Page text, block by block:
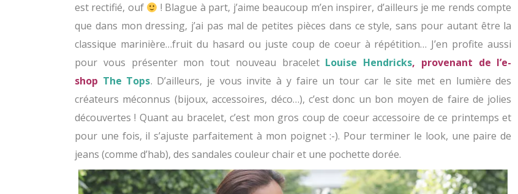
est rectifié, ouf
! Blague à part, j’aime beaucoup m’en inspirer, d’ailleurs je me rends compte
que dans mon dressing, j’ai pas mal de petites pièces dans ce style, sans pour autant être la
classique marinière…fruit du hasard ou juste coup de coeur à répétition… J’en profite aussi
pour vous présenter mon tout nouveau bracelet Louise Hendricks, provenant de l’e-
shop The Tops. D’ailleurs, je vous invite à y faire un tour car le site met en lumière des
créateurs méconnus (bijoux, accessoires, déco…), c’est donc un bon moyen de faire de jolies
découvertes ! Quant au bracelet, c’est mon gros coup de coeur accessoire de ce printemps et
pour une fois, il s’ajuste parfaitement à mon poignet :-). Pour terminer le look, une paire de
jeans (comme d’hab), des sandales couleur chair et une pochette dorée.